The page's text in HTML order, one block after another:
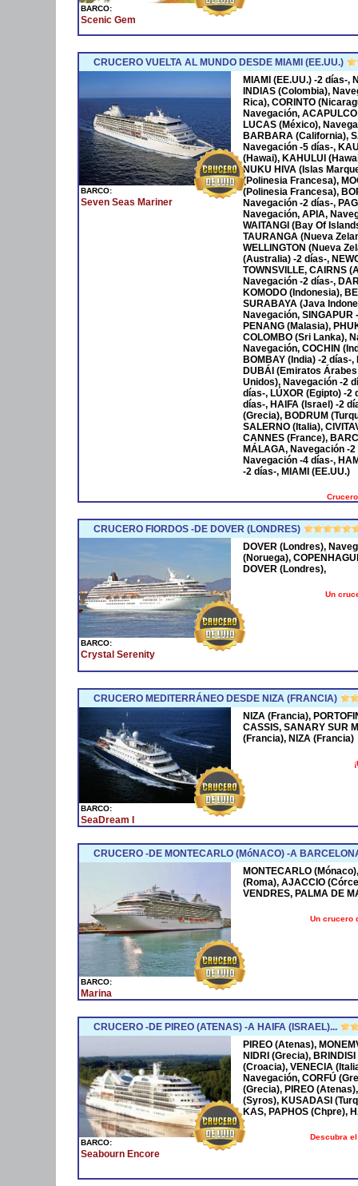
BARCO:
Scenic Gem
CRUCERO VUELTA AL MUNDO DESDE MIAMI (EE.UU.)
BARCO:
Seven Seas Mariner
MIAMI (EE.UU.) -2 días-,
INDIAS (Colombia),
Rica), CORINTO
Navegación,
LUCAS (México),
BARBARA (California),
Navegación -5 días-,
(Hawai), KAHULUI
NUKU HIVA (Islas
(Polinesia Francesa),
(Polinesia Francesa),
Navegación -2 días-,
Navegación, APIA,
WAITANGI (Bay Of
TAURANGA (Nueva
WELLINGTON (Nueva
(Australia) -2 días-,
TOWNSVILLE, CAIRNS
Navegación -2 días-,
KOMODO (Indonesia),
SURABAYA (Java
Navegación, SINGAPUR
PENANG (Malasia),
COLOMBO (Sri Lanka),
Navegación, COCHIN
BOMBAY (India) -2 días-
DUBÁI (Emiratos
Unidos), Navegación -2
días-, LÚXOR (Egipto) -
días-, HAIFA (Israel) -2
(Grecia), BODRUM
SALERNO (Italia),
CANNES (France),
MÁLAGA, Navegación -
Navegación -4 días-,
-2 días-, MIAMI (EE.UU.)
CRUCERO FIORDOS -DE DOVER (LONDRES)
BARCO:
Crystal Serenity
DOVER (Londres),
(Noruega),
DOVER (Londres),
Un
CRUCERO MEDITERRÁNEO DESDE NIZA (FRANCIA)
BARCO:
SeaDream I
NIZA (Francia),
CASSIS, SANARY SUR
(Francia), NIZA (Francia)
CRUCERO -DE MONTECARLO (MóNACO) -A
BARCO:
Marina
MONTECARLO
(Roma), AJACCIO
VENDRES, PALMA DE
Un crucero
CRUCERO -DE PIREO (ATENAS) -A HAIFA (ISRAEL)...
BARCO:
Seabourn Encore
PIREO (Atenas),
NIDRI (Grecia),
(Croacia), VENECIA
Navegación, CORFÚ
(Grecia), PIREO
(Syros), KUSADASI
KAS, PAPHOS (Chpre),
Descubra